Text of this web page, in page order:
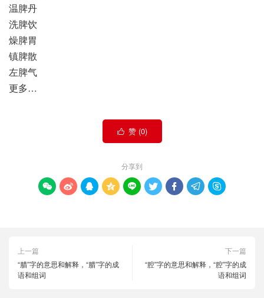
温脾丹
洗脾饮
燥脾胃
镇脾散
左脾气
更多…
 赞 (0)
分享到
        
上一篇
“腊”字的意思和解释，“腊”字的成
语和组词
下一篇
“腔”字的意思和解释，“腔”字的成
语和组词